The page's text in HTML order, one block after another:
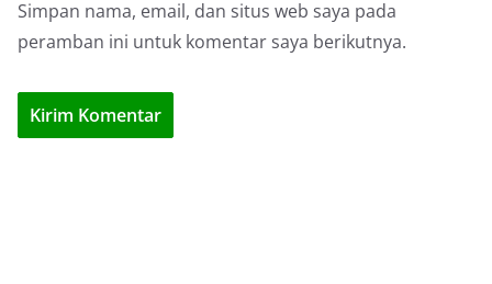
Simpan nama, email, dan situs web saya pada
peramban ini untuk komentar saya berikutnya.